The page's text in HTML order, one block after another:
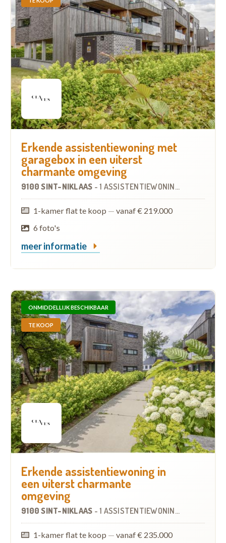
Erkende assistentiewoning met
garagebox in een uiterst
charmante omgeving
9100 SINT-NIKLAAS - 1 ASSISTENTIEWONING
1-kamer flat te koop — vanaf € 219.000
6 foto's
meer informatie
ONMIDDELLIJK BESCHIKBAAR
TE KOOP
Erkende assistentiewoning in
een uiterst charmante
omgeving
9100 SINT-NIKLAAS - 1 ASSISTENTIEWONING
1-kamer flat te koop — vanaf € 235.000